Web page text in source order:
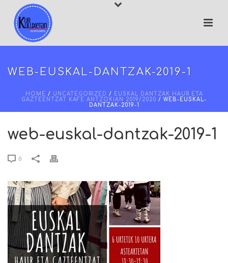
WEB-EUSKAL-DANTZAK-2019-1
HOME / UNCATEGORIZED /
EUSKAL DANTZAK HAUR ETA
GAZTEENTZAT KAFE ANTZOKIAN 2019/2020 / WEB-EUSKAL-
DANTZAK-2019-1
web-euskal-dantzak-2019-1
0